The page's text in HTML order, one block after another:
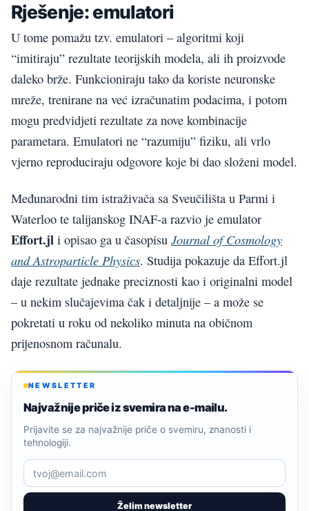
Rješenje: emulatori
U tome pomažu tzv. emulatori – algoritmi koji
“imitiraju” rezultate teorijskih modela, ali ih proizvode
daleko brže. Funkcioniraju tako da koriste neuronske
mreže, trenirane na već izračunatim podacima, i potom
mogu predvidjeti rezultate za nove kombinacije
parametara. Emulatori ne “razumiju” fiziku, ali vrlo
vjerno reproduciraju odgovore koje bi dao složeni model.
Međunarodni tim istraživača sa Sveučilišta u Parmi i
Waterloo te talijanskog INAF-a razvio je emulator
Effort.jl i opisao ga u časopisu Journal of Cosmology
and Astroparticle Physics. Studija pokazuje da Effort.jl
daje rezultate jednake preciznosti kao i originalni model
– u nekim slučajevima čak i detaljnije – a može se
pokretati u roku od nekoliko minuta na običnom
prijenosnom računalu.
NEWSLETTER
Najvažnije priče iz svemira na e-mailu.
Želim newsletter
Prijavite se za najvažnije priče o svemiru, znanosti i
tehnologiji.